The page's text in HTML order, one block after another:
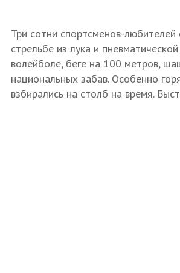
Три сотни спортсменов-любителей
стрельбе из лука и
волейболе, беге на 100 метров,
национальных забав. Особенно
взбирались на столб на время.